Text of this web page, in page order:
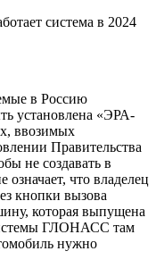
система в 2024
в Россию
установлена «ЭРА-
ввозимых
Правительства
не создавать в
что владелец
кнопки вызова
которая выпущена
ГЛОНАСС там
нужно